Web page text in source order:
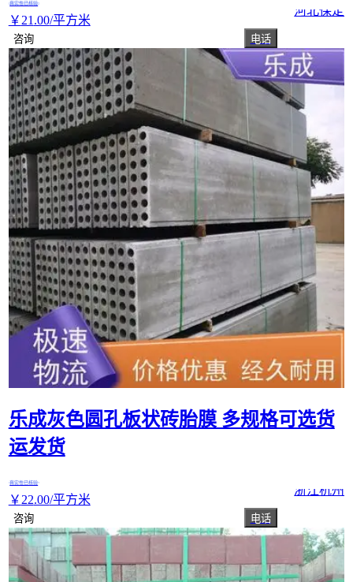
真实性已核验
￥ 21 .00/平方米
河北保定
咨询 电话
乐成灰色圆孔板状砖胎膜 多规格可选货
运发货
真实性已核验
￥ 22.00/平方米
浙江杭州
咨询 电话